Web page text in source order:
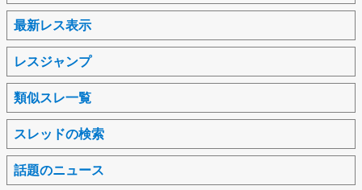
最新レス表示
レスジャンプ
類似スレ一覧
スレッドの検索
話題のニュース